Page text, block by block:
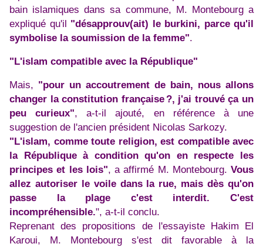
bain islamiques dans sa commune, M. Montebourg a
expliqué qu'il "désapprouv(ait) le burkini, parce qu'il
symbolise la soumission de la femme".
"L'islam compatible avec la République"
Mais, "pour un accoutrement de bain, nous allons
changer la constitution française ?, j'ai trouvé ça un
peu curieux", a-t-il ajouté, en référence à une
suggestion de l'ancien président Nicolas Sarkozy.
"L'islam, comme toute religion, est compatible avec
la République à condition qu'on en respecte les
principes et les lois", a affirmé M. Montebourg. Vous
allez autoriser le voile dans la rue, mais dès qu'on
passe la plage c'est interdit. C'est
incompréhensible.", a-t-il conclu.
Reprenant des propositions de l'essayiste Hakim El
Karoui, M. Montebourg s'est dit favorable à la